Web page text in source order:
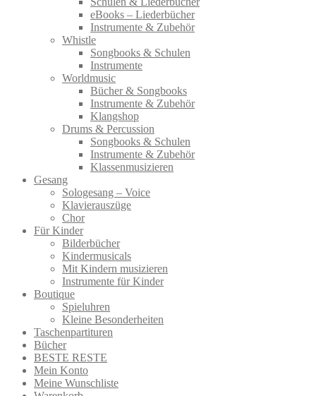
eBooks – Liederbücher
Instrumente & Zubehör
Whistle
Songbooks & Schulen
Instrumente
Worldmusic
Bücher & Songbooks
Instrumente & Zubehör
Klangshop
Drums & Percussion
Songbooks & Schulen
Instrumente & Zubehör
Klassenmusizieren
Gesang
Sologesang – Voice
Klavierauszüge
Chor
Für Kinder
Bilderbücher
Kindermusicals
Mit Kindern musizieren
Instrumente für Kinder
Boutique
Spieluhren
Kleine Besonderheiten
Taschenpartituren
Bücher
BESTE RESTE
Mein Konto
Meine Wunschliste